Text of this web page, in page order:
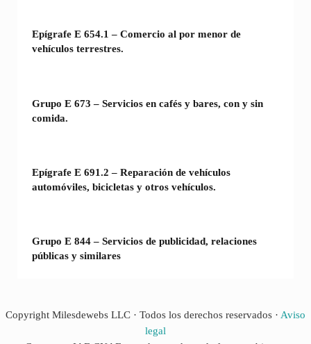
Epígrafe E 654.1 – Comercio al por menor de
vehículos terrestres.
Grupo E 673 – Servicios en cafés y bares, con y sin
comida.
Epígrafe E 691.2 – Reparación de vehículos
automóviles, bicicletas y otros vehículos.
Grupo E 844 – Servicios de publicidad, relaciones
públicas y similares
Copyright Milesdewebs LLC · Todos los derechos reservados · Aviso
legal